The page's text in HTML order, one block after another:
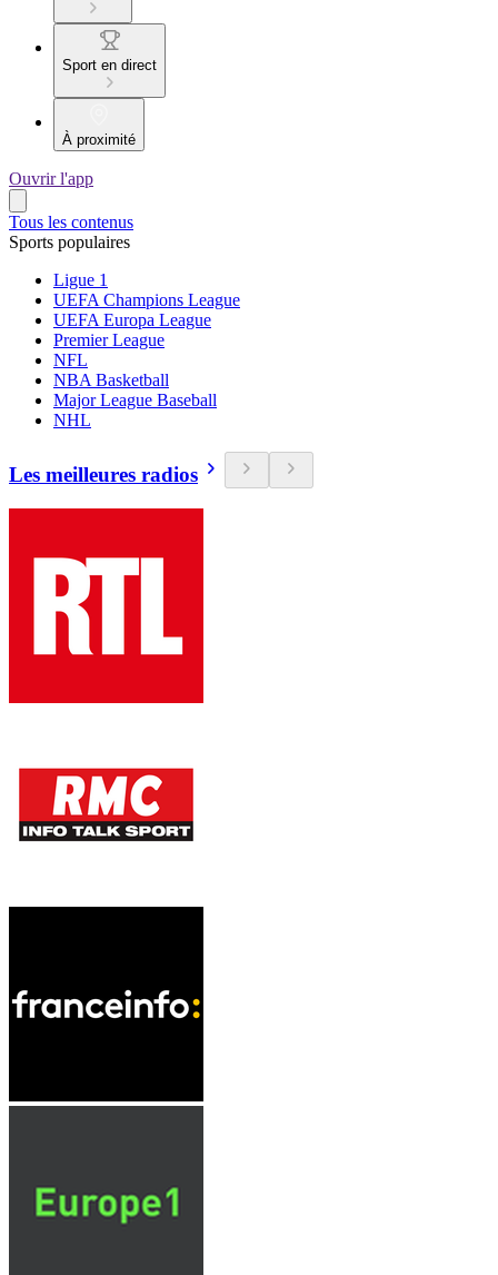
Sport en direct
À proximité
Ouvrir l'app
Tous les contenus
Sports populaires
Ligue 1
UEFA Champions League
UEFA Europa League
Premier League
NFL
NBA Basketball
Major League Baseball
NHL
Les meilleures radios